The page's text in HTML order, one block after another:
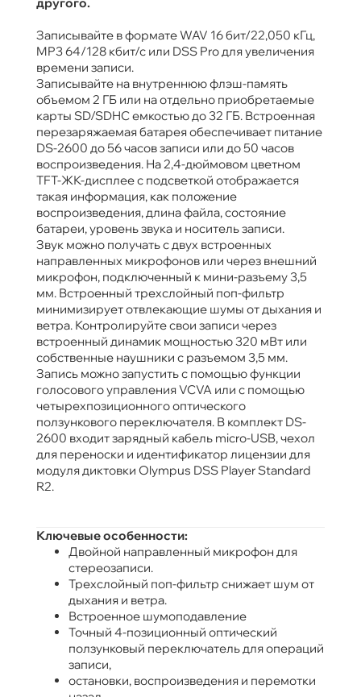
​Записывайте в формате WAV 16 бит/22,050 кГц,
MP3 64/128 кбит/с или DSS Pro для увеличения
времени записи.
Записывайте на внутреннюю флэш-память
объемом 2 ГБ или на отдельно приобретаемые
карты SD/SDHC емкостью до 32 ГБ. Встроенная
перезаряжаемая батарея обеспечивает питание
DS-2600 до 56 часов записи или до 50 часов
воспроизведения. На 2,4-дюймовом цветном
TFT-ЖК-дисплее с подсветкой отображается
такая информация, как положение
воспроизведения, длина файла, состояние
батареи, уровень звука и носитель записи.
Звук можно получать с двух встроенных
направленных микрофонов или через внешний
микрофон, подключенный к мини-разъему 3,5
мм. Встроенный трехслойный поп-фильтр
минимизирует отвлекающие шумы от дыхания и
ветра. Контролируйте свои записи через
встроенный динамик мощностью 320 мВт или
собственные наушники с разъемом 3,5 мм.
Запись можно запустить с помощью функции
голосового управления VCVA или с помощью
четырехпозиционного оптического
ползункового переключателя. В комплект DS-
2600 входит зарядный кабель micro-USB, чехол
для переноски и идентификатор лицензии для
модуля диктовки Olympus DSS Player Standard
R2.
Ключевые особенности:
Двойной направленный микрофон для
стереозаписи.
Трехслойный поп-фильтр снижает шум от
дыхания и ветра.
Встроенное шумоподавление
Точный 4-позиционный оптический
ползунковый переключатель для операций
записи,
остановки, воспроизведения и перемотки